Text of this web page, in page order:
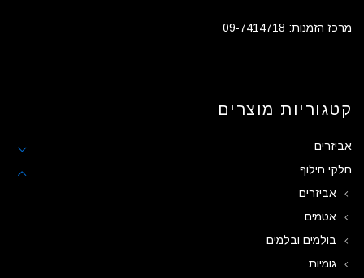
מרכז הזמנות: 09-7414718
קטגוריות מוצרים
אביזרים
חלקי חילוף
אביזרים
אטמים
בולמים ובלמים
גומיות